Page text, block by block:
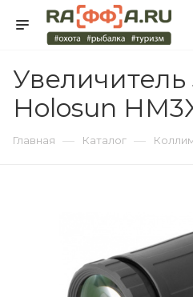
Увеличитель
Holosun
Главная — Каталог —